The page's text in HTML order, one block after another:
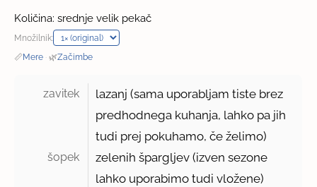
Količina: srednje velik pekač
Množilnik:
📏Mere · 🌿Začimbe
zavitek
lazanj (sama uporabljam tiste brez
predhodnega kuhanja, lahko pa jih
tudi prej pokuhamo, če želimo)
šopek
zelenih špargljev (izven sezone
lahko uporabimo tudi vložene)